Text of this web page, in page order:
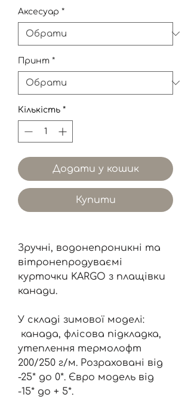
Аксесуар *
Принт *
Кількість *
Додати у кошик
Купити
Зручні, водонепроникні та
вітронепродуваємі
курточки KARGO з плащівки
канади.
У складі зимової моделі:
канада, флісова підкладка,
утеплення термолофт
200/250 г/м. Розраховані від
-25* до 0*. Євро модель від
-15* до + 5*.